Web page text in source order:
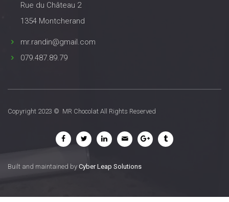
Rue du Château 2
1354 Montcherand
mr.randin@gmail.com
079.487.89.79
Copyright 2023 © MR Chocolat All Rights Reserved
Built and maintained by Cyber Leap Solutions